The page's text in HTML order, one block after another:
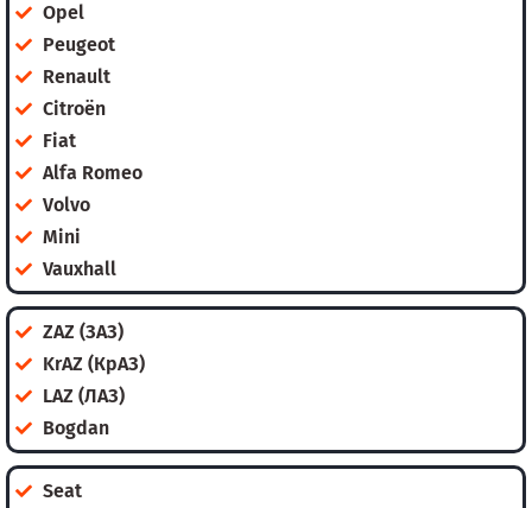
Opel
Peugeot
Renault
Citroën
Fiat
Alfa Romeo
Volvo
Mini
Vauxhall
ZAZ (ЗАЗ)
KrAZ (КрАЗ)
LAZ (ЛАЗ)
Bogdan
Seat